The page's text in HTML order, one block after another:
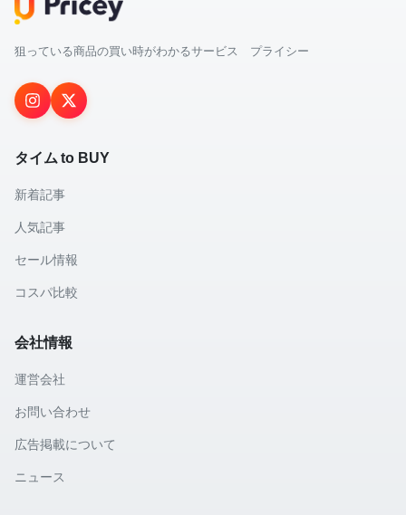
狙っている商品の買い時がわかるサービス プライシー
タイム to BUY
新着記事
人気記事
セール情報
コスパ比較
会社情報
運営会社
お問い合わせ
広告掲載について
ニュース